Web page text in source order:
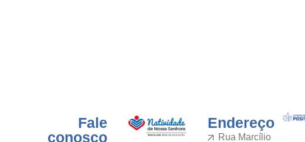
Fale
conosco
Endereço
Rua Marcílio